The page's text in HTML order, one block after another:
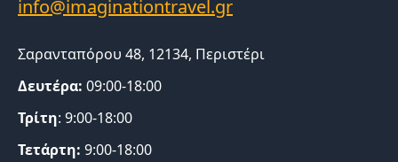
Σαρανταπόρου 48, 12134, Περιστέρι
Δευτέρα: 09:00-18:00
Τρίτη: 9:00-18:00
Τετάρτη: 9:00-18:00